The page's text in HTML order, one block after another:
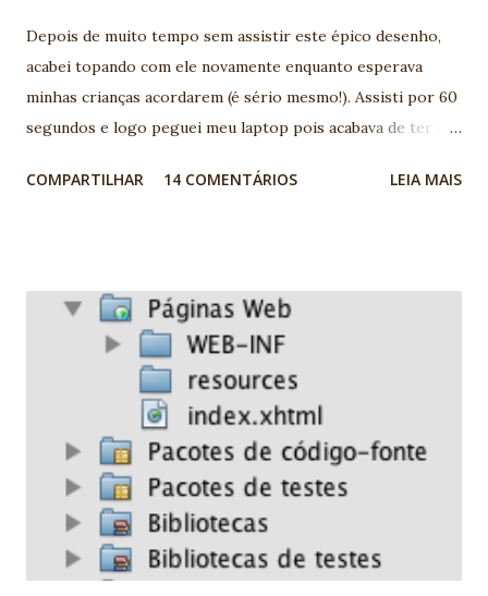
in JSF. She's my F1 for JSF :) Nice job JSF community! -
Vinicius Senger
Depois de muito tempo sem assistir este épico desenho,
acabei topando com ele novamente enquanto esperava
minhas crianças acordarem (é sério mesmo!). Assisti por 60
segundos e logo peguei meu laptop pois acabava de ter o
desenvolvimento de software para aqueles personagens?
Rails. - Daiana: teríamos aquela jovem com bastão mágico
que pode dar longos pulos. Casa perfeitamente com
metodologias ágeis e Sprint. - Erick: o bundão com aquele
escudo. É o cara da auditoria PMI com pós em CMM. Sabe
tudo de logs é expert em TXT. - Sheila: a fulana que tem a
capa que pode sumir. Bem, essa nem precisa de explicação.
Muitos programadores sofrem de síndrome de Sheila. -
Presto: é o mágico que em situações extremas tenta tirar
algo do chapéu, mas nunca funciona. Basicamente é...
COMPARTILHAR 14 COMENTÁRIOS LEIA MAIS